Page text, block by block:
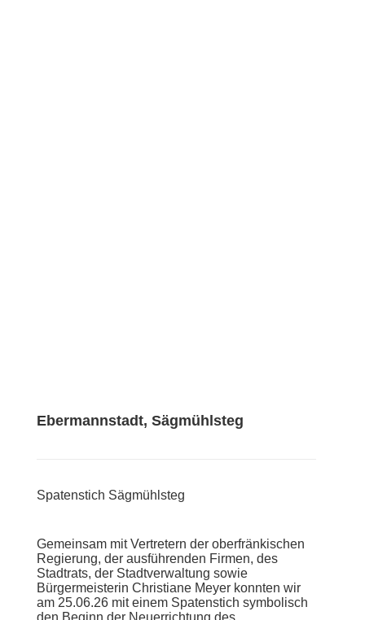
Ebermannstadt, Sägmühlsteg
Spatenstich Sägmühlsteg
Gemeinsam mit Vertretern der oberfränkischen
Regierung, der ausführenden Firmen, des
Stadtrats, der Stadtverwaltung sowie
Bürgermeisterin Christiane Meyer konnten wir
am 25.06.26 mit einem Spatenstich symbolisch
den Beginn der Neuerrichtung des